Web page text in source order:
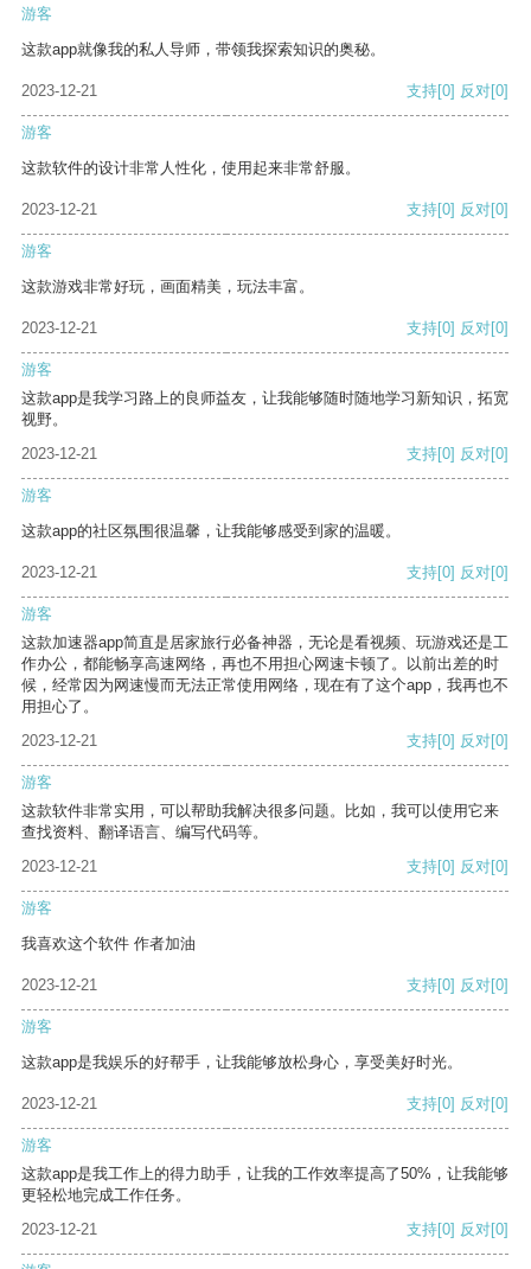
游客
这款app就像我的私人导师，带领我探索知识的奥秘。
2023-12-21 支持[0] 反对[0]
游客
这款软件的设计非常人性化，使用起来非常舒服。
2023-12-21 支持[0] 反对[0]
游客
这款游戏非常好玩，画面精美，玩法丰富。
2023-12-21 支持[0] 反对[0]
游客
这款app是我学习路上的良师益友，让我能够随时随地学习新知识，拓宽
视野。
2023-12-21
支持[0] 反对[0]
游客
这款app的社区氛围很温馨，让我能够感受到家的温暖。
2023-12-21 支持[0] 反对[0]
游客
这款加速器app简直是居家旅行必备神器，无论是看视频、玩游戏还是工
作办公，都能畅享高速网络，再也不用担心网速卡顿了。以前出差的时
候，经常因为网速慢而无法正常使用网络，现在有了这个app，我再也不
用担心了。
2023-12-21
支持[0] 反对[0]
游客
这款软件非常实用，可以帮助我解决很多问题。比如，我可以使用它来
查找资料、翻译语言、编写代码等。
2023-12-21
支持[0] 反对[0]
游客
我喜欢这个软件 作者加油
2023-12-21 支持[0] 反对[0]
游客
这款app是我娱乐的好帮手，让我能够放松身心，享受美好时光。
2023-12-21 支持[0] 反对[0]
游客
这款app是我工作上的得力助手，让我的工作效率提高了50%，让我能够
更轻松地完成工作任务。
2023-12-21
支持[0] 反对[0]